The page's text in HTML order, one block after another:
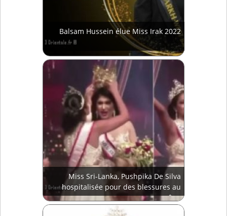
Balsam Hussein élue Miss Irak 2022
Miss Sri-Lanka, Pushpika De Silva
hospitalisée pour des blessures au
crâne